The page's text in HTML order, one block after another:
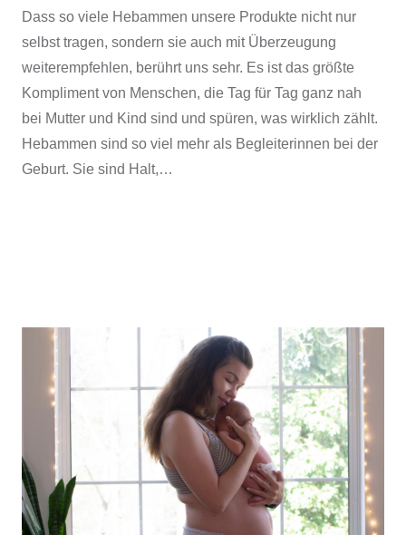
Dass so viele Hebammen unsere Produkte nicht nur
selbst tragen, sondern sie auch mit Überzeugung
weiterempfehlen, berührt uns sehr. Es ist das größte
Kompliment von Menschen, die Tag für Tag ganz nah
bei Mutter und Kind sind und spüren, was wirklich zählt.
Hebammen sind so viel mehr als Begleiterinnen bei der
Geburt. Sie sind Halt,…